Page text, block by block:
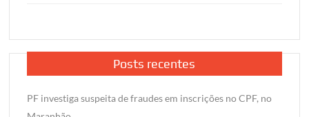
Posts recentes
PF investiga suspeita de fraudes em inscrições no CPF, no